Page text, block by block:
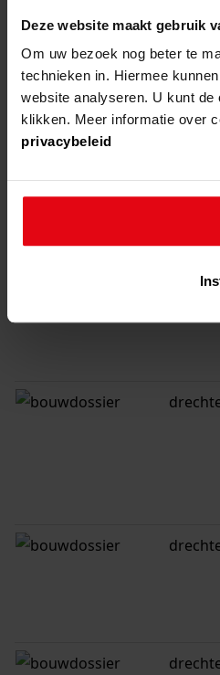
Deze website maakt gebruik
Om uw bezoek nog beter te
technieken in. Hiermee
website analyseren. U kunt
klikken. Meer informatie over
privacybeleid